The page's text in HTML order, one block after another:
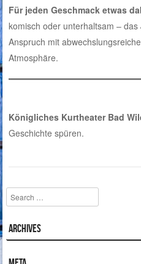
Für jeden Geschmack etwas
komisch oder unterhaltsam –
Anspruch mit
Atmosphäre.
Königliches Kurtheater Bad
Geschichte spüren.
Search
Archives